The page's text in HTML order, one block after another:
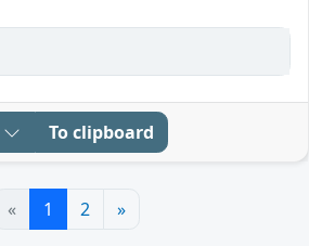
To clipboard
« 1 2 »